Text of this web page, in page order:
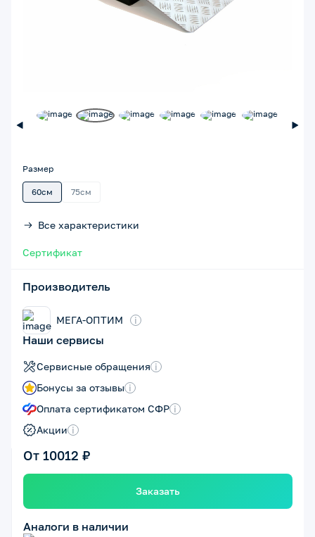
Размер
60см 75см
Все характеристики
Сертификат
Производитель
МЕГА-ОПТИМ i
Наши сервисы
Сервисные обращения i
Бонусы за отзывы i
Оплата сертификатом СФР i
Акции i
От 10012 ₽
Заказать
Аналоги в наличии